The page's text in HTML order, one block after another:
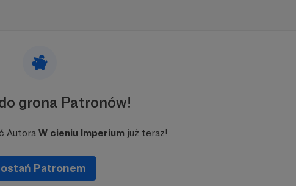
grona Patronów!
Autora W cieniu Imperium już teraz!
Patronem